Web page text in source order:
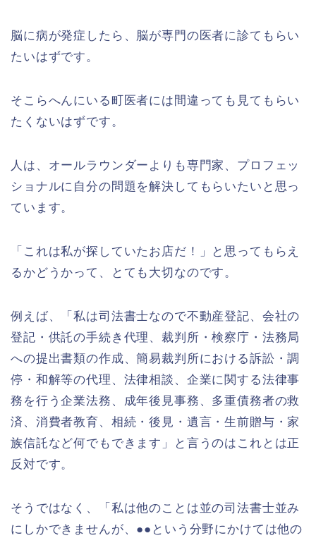
脳に病が発症したら、脳が専門の医者に診てもらい
たいはずです。
そこらへんにいる町医者には間違っても見てもらい
たくないはずです。
人は、オールラウンダーよりも専門家、プロフェッ
ショナルに自分の問題を解決してもらいたいと思っ
ています。
「これは私が探していたお店だ！」と思ってもらえ
るかどうかって、とても大切なのです。
例えば、「私は司法書士なので不動産登記、会社の
登記・供託の手続き代理、裁判所・検察庁・法務局
への提出書類の作成、簡易裁判所における訴訟・調
停・和解等の代理、法律相談、企業に関する法律事
務を行う企業法務、成年後見事務、多重債務者の救
済、消費者教育、相続・後見・遺言・生前贈与・家
族信託など何でもできます」と言うのはこれとは正
反対です。
そうではなく、「私は他のことは並の司法書士並み
にしかできませんが、●●という分野にかけては他の